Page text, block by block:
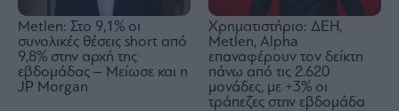
Metlen: Στο 9,1% οι
συνολικές θέσεις short από
9,8% στην αρχή της
εβδομάδας – Μείωσε και η
JP Morgan
Χρηματιστήριο: ΔΕΗ,
Metlen, Αlpha
επαναφέρουν τον δείκτη
πάνω από τις 2.620
μονάδες, με +3% οι
τράπεζες στην εβδομάδα